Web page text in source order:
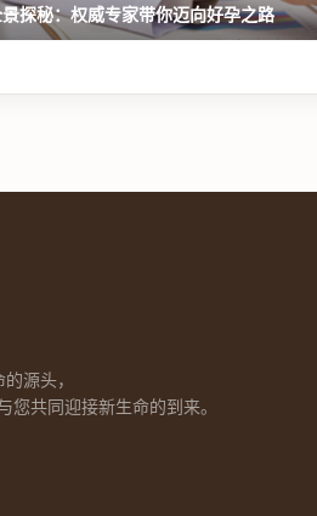
探秘：权威专家带你迈向好孕之路
源头，
您共同迎接新生命的到来。